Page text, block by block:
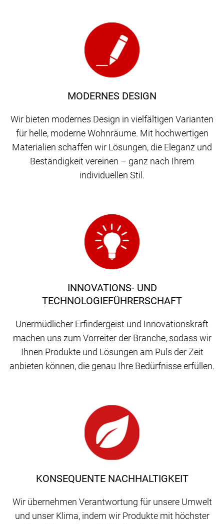
MODERNES DESIGN
Wir bieten modernes Design in vielfältigen Varianten
für helle, moderne Wohnräume. Mit hochwertigen
Materialien schaffen wir Lösungen, die Eleganz und
Beständigkeit vereinen – ganz nach Ihrem
individuellen Stil.
KONSEQUENTE NACHHALTIGKEIT
Wir übernehmen Verantwortung für unsere Umwelt
und unser Klima, indem wir Produkte mit höchster
INNOVATIONS- UND
TECHNOLOGIEFÜHRERSCHAFT
Unermüdlicher Erfindergeist und Innovationskraft
machen uns zum Vorreiter der Branche, sodass wir
Ihnen Produkte und Lösungen am Puls der Zeit
anbieten können, die genau Ihre Bedürfnisse erfüllen.